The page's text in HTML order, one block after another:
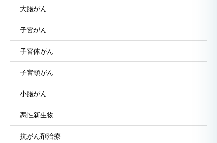
大腸がん
子宮がん
子宮体がん
子宮頸がん
小腸がん
悪性新生物
抗がん剤治療